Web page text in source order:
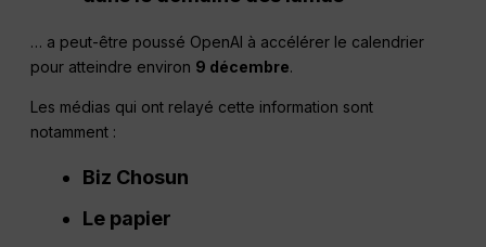
… a peut-être poussé OpenAI à accélérer le calendrier
pour atteindre environ 9 décembre.
Les médias qui ont relayé cette information sont
notamment :
Biz Chosun
Le papier